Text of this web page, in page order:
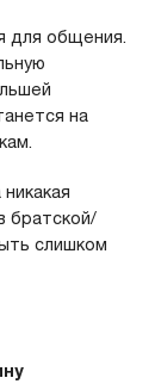
для общения.
на
братской/
слишком